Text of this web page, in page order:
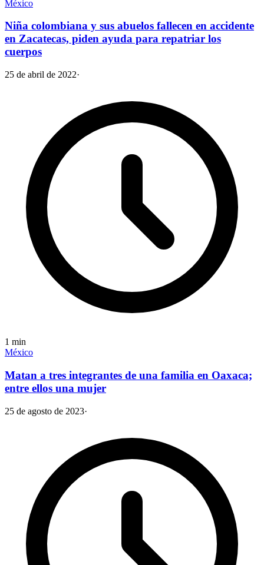
México
Niña colombiana y sus abuelos fallecen en accidente
en Zacatecas, piden ayuda para repatriar los
cuerpos
25 de abril de 2022·
1 min
México
Matan a tres integrantes de una familia en Oaxaca;
entre ellos una mujer
25 de agosto de 2023·